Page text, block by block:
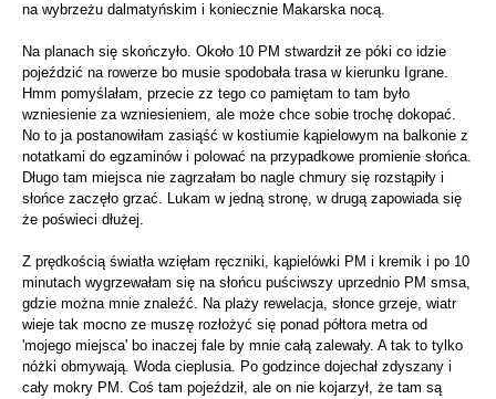
na wybrzeżu dalmatyńskim i koniecznie Makarska nocą.
Na planach się skończyło. Około 10 PM stwardził ze póki co idzie
pojeździć na rowerze bo musie spodobała trasa w kierunku Igrane.
Hmm pomyślałam, przecie zz tego co pamiętam to tam było
wzniesienie za wzniesieniem, ale może chce sobie trochę dokopać.
No to ja postanowiłam zasiąść w kostiumie kąpielowym na balkonie z
notatkami do egzaminów i polować na przypadkowe promienie słońca.
Długo tam miejsca nie zagrzałam bo nagle chmury się rozstąpiły i
słońce zaczęło grzać. Lukam w jedną stronę, w drugą zapowiada się
że poświeci dłużej.
Z prędkością światła wzięłam ręczniki, kąpielówki PM i kremik i po 10
minutach wygrzewałam się na słońcu puściwszy uprzednio PM smsa,
gdzie można mnie znaleźć. Na plaży rewelacja, słonce grzeje, wiatr
wieje tak mocno ze muszę rozłożyć się ponad półtora metra od
'mojego miejsca' bo inaczej fale by mnie całą zalewały. A tak to tylko
nóżki obmywają. Woda cieplusia. Po godzince dojechał zdyszany i
cały mokry PM. Coś tam pojeździł, ale on nie kojarzył, że tam są